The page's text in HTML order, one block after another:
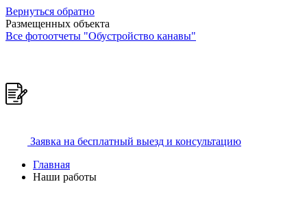
Вернуться обратно
Размещенных объекта
Все фотоотчеты "Обустройство канавы"
Заявка на бесплатный выезд и консультацию
Главная
Наши работы